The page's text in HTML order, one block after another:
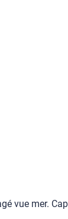
vue mer.